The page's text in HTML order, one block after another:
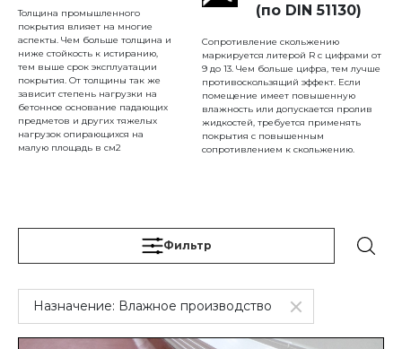
Толщина промышленного
покрытия влияет на многие
аспекты. Чем больше толщина и
ниже стойкость к истиранию,
тем выше срок эксплуатации
покрытия. От толщины так же
зависит степень нагрузки на
бетонное основание падающих
предметов и других тяжелых
нагрузок опирающихся на
малую площадь в см2
(по DIN 51130)
Сопротивление скольжению
маркируется литерой R с цифрами от
9 до 13. Чем больше цифра, тем лучше
противоскользящий эффект. Если
помещение имеет повышенную
влажность или допускается пролив
жидкостей, требуется применять
покрытия с повышенным
сопротивлением к скольжению.
Фильтр
Назначение: Влажное производство